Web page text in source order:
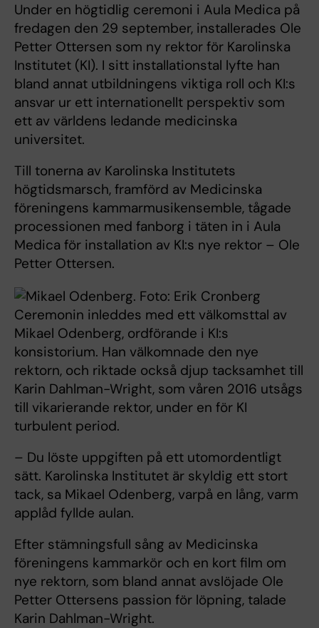
Under en högtidlig ceremoni i Aula Medica på
fredagen den 29 september, installerades Ole
Petter Ottersen som ny rektor för Karolinska
Institutet (KI). I sitt installationstal lyfte han
bland annat utbildningens viktiga roll och KI:s
ansvar ur ett internationellt perspektiv som
ett av världens ledande medicinska
universitet.
Till tonerna av Karolinska Institutets
högtidsmarsch, framförd av Medicinska
föreningens kammarmusikensemble, tågade
processionen med fanborg i täten in i Aula
Medica för installation av KI:s nye rektor – Ole
Petter Ottersen.
Ceremonin inleddes med ett välkomsttal av
Mikael Odenberg, ordförande i KI:s
konsistorium. Han välkomnade den nye
rektorn, och riktade också djup tacksamhet till
Karin Dahlman-Wright, som våren 2016 utsågs
till vikarierande rektor, under en för KI
turbulent period.
– Du löste uppgiften på ett utomordentligt
sätt. Karolinska Institutet är skyldig ett stort
tack, sa Mikael Odenberg, varpå en lång, varm
applåd fyllde aulan.
Efter stämningsfull sång av Medicinska
föreningens kammarkör och en kort film om
nye rektorn, som bland annat avslöjade Ole
Petter Ottersens passion för löpning, talade
Karin Dahlman-Wright.